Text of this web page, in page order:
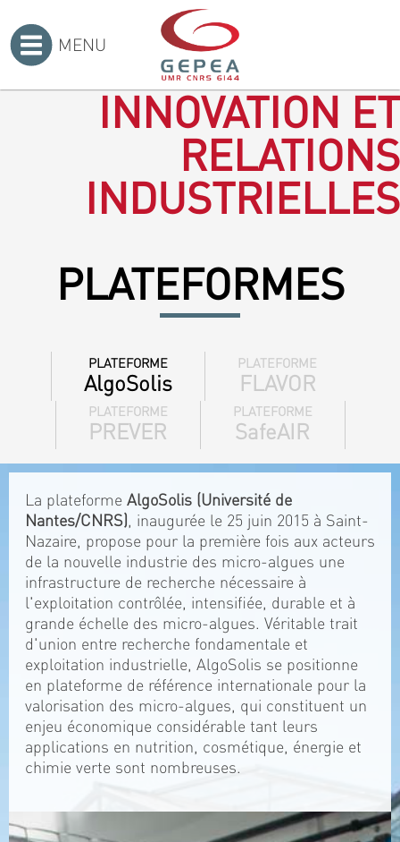
MENU
INNOVATION ET
RELATIONS
INDUSTRIELLES
PLATEFORMES
PLATEFORME
AlgoSolis
PLATEFORME
FLAVOR
PLATEFORME
PREVER
PLATEFORME
SafeAIR
La plateforme AlgoSolis (Université de
Nantes/CNRS), inaugurée le 25 juin 2015 à Saint-
Nazaire, propose pour la première fois aux acteurs
de la nouvelle industrie des micro-algues une
infrastructure de recherche nécessaire à
l'exploitation contrôlée, intensifiée, durable et à
grande échelle des micro-algues. Véritable trait
d'union entre recherche fondamentale et
exploitation industrielle, AlgoSolis se positionne
en plateforme de référence internationale pour la
valorisation des micro-algues, qui constituent un
enjeu économique considérable tant leurs
applications en nutrition, cosmétique, énergie et
chimie verte sont nombreuses.